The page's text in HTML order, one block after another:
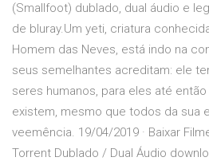
(Smallfoot) dublado, dual áudio e
de bluray.Um yeti, criatura
Homem das Neves, está indo na
seus semelhantes acreditam: ele
seres humanos, para eles até
existem, mesmo que todos da sua
veemência. 19/04/2019 · Baixar
Torrent Dublado / Dual Áudio